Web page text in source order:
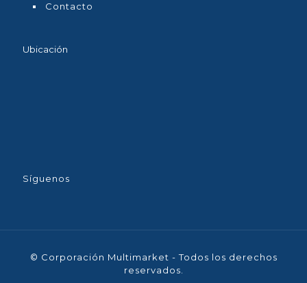
Contacto
Ubicación
Síguenos
© Corporación Multimarket - Todos los derechos
reservados.